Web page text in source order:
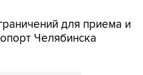
для приема и
Челябинска